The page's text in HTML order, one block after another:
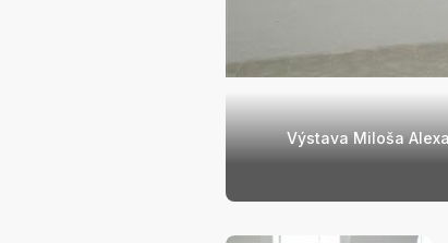
Výstava Miloša